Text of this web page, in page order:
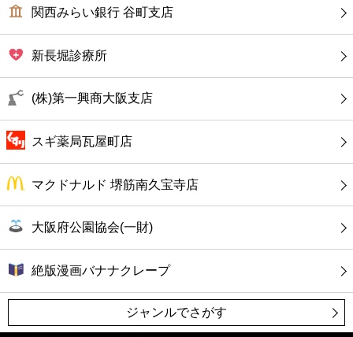
関西みらい銀行 谷町支店
新長堀診療所
(株)第一興商大阪支店
スギ薬局瓦屋町店
マクドナルド 堺筋南久宝寺店
大阪府公園協会(一財)
絶版漫画バナナクレープ
ジャンルでさがす